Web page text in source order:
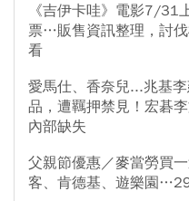
《吉伊卡哇》電影7/31
票…販售資訊整理，討
看
愛馬仕、香奈兒...兆基
品，遭羈押禁見！宏碁
內部缺失
父親節優惠／麥當勞買
客、肯德基、遊樂園